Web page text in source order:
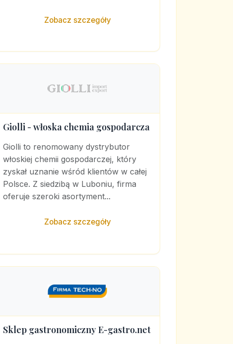
Zobacz szczegóły
Giolli - włoska chemia gospodarcza
Giolli to renomowany dystrybutor
włoskiej chemii gospodarczej, który
zyskał uznanie wśród klientów w całej
Polsce. Z siedzibą w Luboniu, firma
oferuje szeroki asortyment...
Zobacz szczegóły
Sklep gastronomiczny E-gastro.net